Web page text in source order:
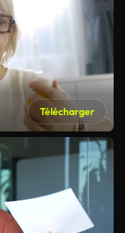
Télécharger